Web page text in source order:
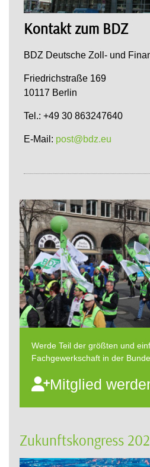
Kontakt zum BDZ
BDZ Deutsche Zoll- und
Friedrichstraße 169
10117 Berlin
Tel.: +49 30 863247640
E-Mail: post@bdz.eu
Werde Teil der größten und
Fachgewerkschaft in der
Mitglied
Zukunftskongress